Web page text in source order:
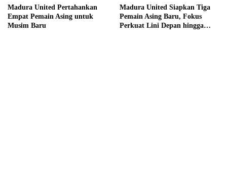
Madura United Pertahankan
Empat Pemain Asing untuk
Musim Baru
Madura United Siapkan Tiga
Pemain Asing Baru, Fokus
Perkuat Lini Depan hingga